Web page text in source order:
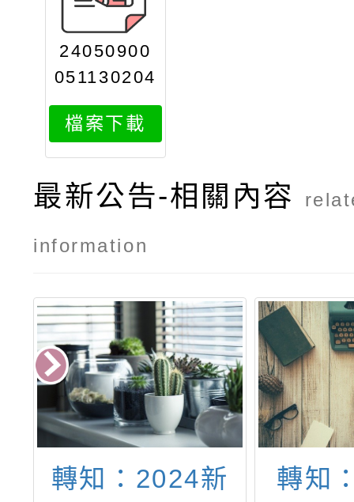
24050900
051130204
0732attac
h1
檔案下載
最新公告-相關內容
information
轉知：2024新
轉知